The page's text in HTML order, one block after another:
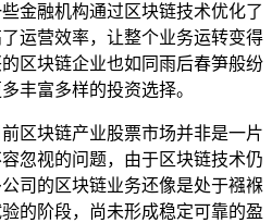
金融机构通过区块链技术优化了
运营效率，让整个业务运转变得
区块链企业也如同雨后春笋般纷
丰富多样的投资选择。
区块链产业股票市场并非是一片
忽视的问题，由于区块链技术仍
司的区块链业务还像是处于襁褓
的阶段，尚未形成稳定可靠的盈